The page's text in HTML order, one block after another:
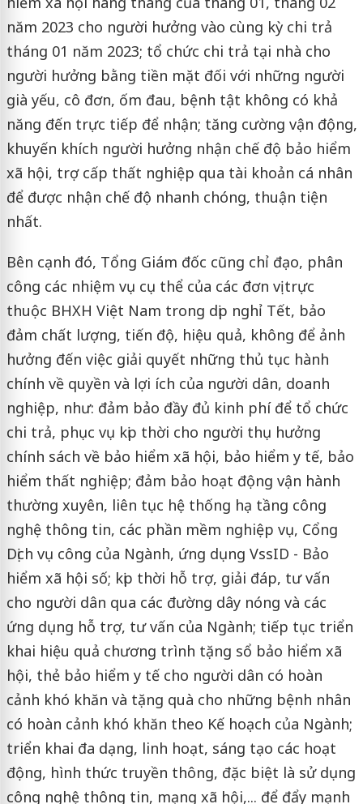
năm 2023 cho người hưởng vào cùng kỳ chi trả
tháng 01 năm 2023; tổ chức chi trả tại nhà cho
người hưởng bằng tiền mặt đối với những người
già yếu, cô đơn, ốm đau, bệnh tật không có khả
năng đến trực tiếp để nhận; tăng cường vận động,
khuyến khích người hưởng nhận chế độ bảo hiểm
xã hội, trợ cấp thất nghiệp qua tài khoản cá nhân
để được nhận chế độ nhanh chóng, thuận tiện
nhất.
Bên cạnh đó, Tổng Giám đốc cũng chỉ đạo, phân
công các nhiệm vụ cụ thể của các đơn vị trực
thuộc BHXH Việt Nam trong dịp nghỉ Tết, bảo
đảm chất lượng, tiến độ, hiệu quả, không để ảnh
hưởng đến việc giải quyết những thủ tục hành
chính về quyền và lợi ích của người dân, doanh
nghiệp, như: đảm bảo đầy đủ kinh phí để tổ chức
chi trả, phục vụ kịp thời cho người thụ hưởng
chính sách về bảo hiểm xã hội, bảo hiểm y tế, bảo
hiểm thất nghiệp; đảm bảo hoạt động vận hành
thường xuyên, liên tục hệ thống hạ tầng công
nghệ thông tin, các phần mềm nghiệp vụ, Cổng
Dịch vụ công của Ngành, ứng dụng VssID - Bảo
hiểm xã hội số; kịp thời hỗ trợ, giải đáp, tư vấn
cho người dân qua các đường dây nóng và các
ứng dụng hỗ trợ, tư vấn của Ngành; tiếp tục triển
khai hiệu quả chương trình tặng sổ bảo hiểm xã
hội, thẻ bảo hiểm y tế cho người dân có hoàn
cảnh khó khăn và tặng quà cho những bệnh nhân
có hoàn cảnh khó khăn theo Kế hoạch của Ngành;
triển khai đa dạng, linh hoạt, sáng tạo các hoạt
động, hình thức truyền thông, đặc biệt là sử dụng
công nghệ thông tin, mạng xã hội,... để đẩy mạnh